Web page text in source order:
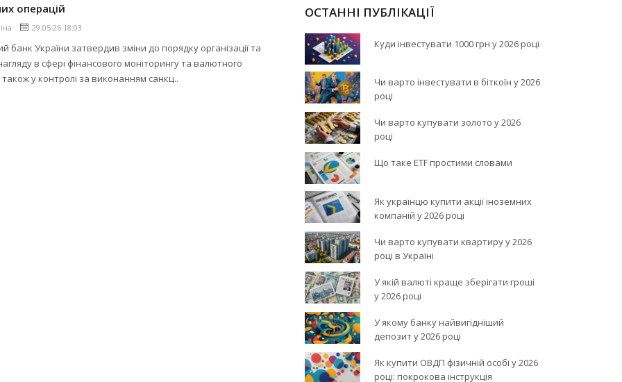
операцій
29.05.26 18:03
банк України затвердив зміни до порядку організації та
в сфері фінансового моніторингу та валютного
у контролі за виконанням санкц..
ОСТАННІ ПУБЛІКАЦІЇ
Куди інвестувати 1000 грн у 2026 році
Чи варто інвестувати в біткоїн у 2026
році
Чи варто купувати золото у 2026
році
Що таке ETF простими словами
Як українцю купити акції іноземних
компаній у 2026 році
Чи варто купувати квартиру у 2026
році в Україні
У якій валюті краще зберігати гроші
у 2026 році
У якому банку найвигідніший
депозит у 2026 році
Як купити ОВДП фізичній особі у 2026
році: покрокова інструкція